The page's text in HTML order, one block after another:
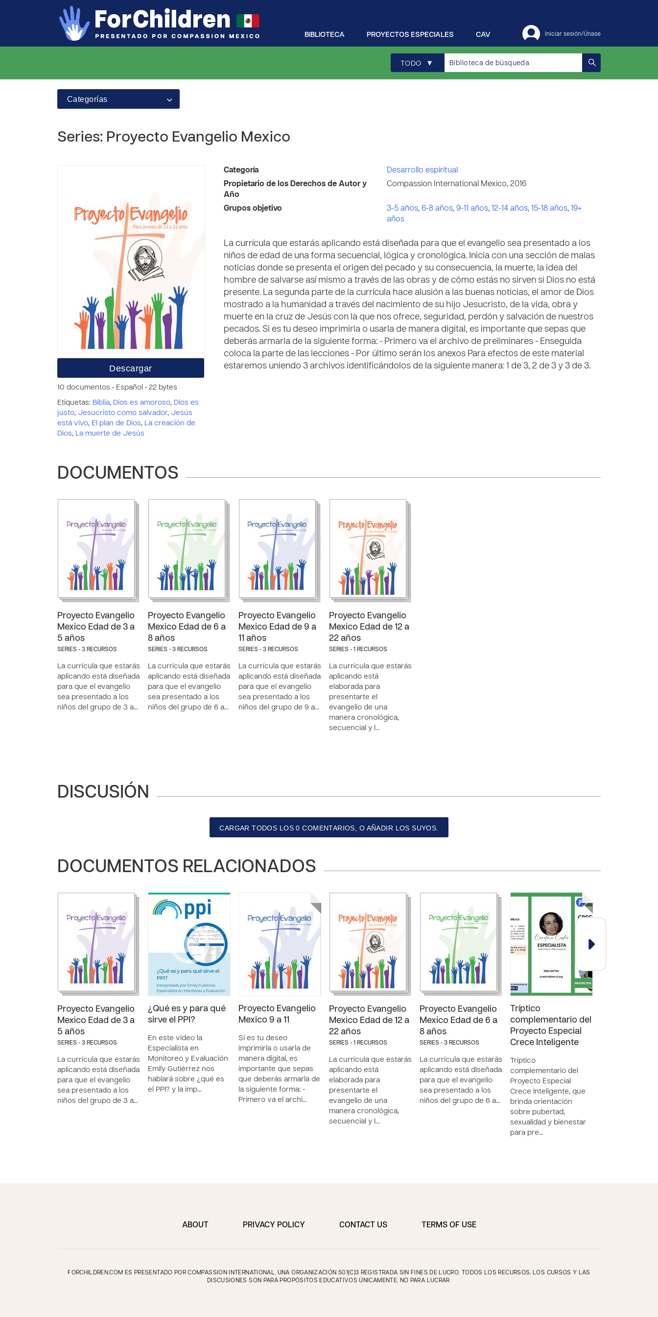
Iniciar sesión/Únase
CAV
PROYECTOS ESPECIALES
BIBLIOTECA
TODO ▾
Categorías
Series: Proyecto Evangelio Mexico
Descargar
10 documentos • Español • 22 bytes
Etiquetas: Biblia, Dios es amoroso, Dios es
justo, Jesucristo como salvador, Jesús
está vivo, El plan de Dios, La creación de
Dios, La muerte de Jesús
Categoría
Desarrollo espiritual
Propietario de los Derechos de Autor y
Año
Compassion International Mexico, 2016
Grupos objetivo 3-5 años, 6-8 años, 9-11 años, 12-14 años, 15-18 años, 19+
años
La currícula que estarás aplicando está diseñada para que el evangelio sea presentado a los
niños de edad de una forma secuencial, lógica y cronológica. Inicia con una sección de malas
noticias donde se presenta el origen del pecado y su consecuencia, la muerte, la idea del
hombre de salvarse así mismo a través de las obras y de cómo estás no sirven si Dios no está
presente. La segunda parte de la currícula hace alusión a las buenas noticias, el amor de Dios
mostrado a la humanidad a través del nacimiento de su hijo Jesucristo, de la vida, obra y
muerte en la cruz de Jesús con la que nos ofrece, seguridad, perdón y salvación de nuestros
pecados. Si es tu deseo imprimirla o usarla de manera digital, es importante que sepas que
deberás armarla de la siguiente forma: - Primero va el archivo de preliminares - Enseguida
coloca la parte de las lecciones - Por último serán los anexos Para efectos de este material
estaremos uniendo 3 archivos identificándolos de la siguiente manera: 1 de 3, 2 de 3 y 3 de 3.
DOCUMENTOS
Proyecto Evangelio
Mexico Edad de 3 a
5 años
SERIES - 3 RECURSOS
La currícula que estarás
aplicando está diseñada
para que el evangelio
sea presentado a los
niños del grupo de 3 a…
Proyecto Evangelio
Mexico Edad de 6 a
8 años
SERIES - 3 RECURSOS
La currícula que estarás
aplicando está diseñada
para que el evangelio
sea presentado a los
niños del grupo de 6 a…
Proyecto Evangelio
Mexico Edad de 9 a
11 años
SERIES - 3 RECURSOS
La currícula que estarás
aplicando está diseñada
para que el evangelio
sea presentado a los
niños del grupo de 9 a…
Proyecto Evangelio
Mexico Edad de 12 a
22 años
SERIES - 1 RECURSOS
La currícula que estarás
aplicando está
elaborada para
presentarte el
evangelio de una
manera cronológica,
secuencial y l…
DISCUSIÓN
CARGAR TODOS LOS 0 COMENTARIOS, O AÑADIR LOS SUYOS.
DOCUMENTOS RELACIONADOS
Proyecto Evangelio
Mexico Edad de 3 a
5 años
SERIES - 3 RECURSOS
La currícula que estarás
aplicando está diseñada
para que el evangelio
sea presentado a los
niños del grupo de 3 a…
¿Qué es y para qué
sirve el PPI?
En este video la
Especialista en
Monitoreo y Evaluación
Emily Gutiérrez nos
hablará sobre ¿qué es
el PPI? y la imp…
Proyecto Evangelio
Mexico 9 a 11
Si es tu deseo
imprimirla o usarla de
manera digital, es
importante que sepas
que deberás armarla de
la siguiente forma: -
Primero va el archi…
Proyecto Evangelio
Mexico Edad de 12 a
22 años
SERIES - 1 RECURSOS
La currícula que estarás
aplicando está
elaborada para
presentarte el
evangelio de una
manera cronológica,
secuencial y l…
Proyecto Evangelio
Mexico Edad de 6 a
8 años
SERIES - 3 RECURSOS
La currícula que estarás
aplicando está diseñada
para que el evangelio
sea presentado a los
niños del grupo de 6 a…
Tríptico
complementario del
Proyecto Especial
Crece Inteligente
Tríptico
complementario del
Proyecto Especial
Crece Inteligente, que
brinda orientación
sobre pubertad,
sexualidad y bienestar
para pre…
ABOUT PRIVACY POLICY CONTACT US TERMS OF USE
FORCHILDREN.COM ES PRESENTADO POR COMPASSION INTERNATIONAL, UNA ORGANIZACIÓN 501(C)3 REGISTRADA SIN FINES DE LUCRO. TODOS LOS RECURSOS, LOS CURSOS Y LAS
DISCUSIONES SON PARA PROPÓSITOS EDUCATIVOS ÚNICAMENTE, NO PARA LUCRAR.